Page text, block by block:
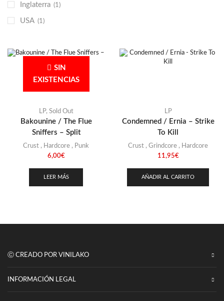
(22)
Inglaterra (1)
USA (1)
SIN
EXISTENCIAS
LP, Sold Out
Bakounine / The Flue
Sniffers – Split
Crust , Hardcore , Punk
6,00€
LEER MÁS
LP
Condemned / Ernia – Strike
To Kill
Crust , Grindcore , Hardcore
11,95€
AÑADIR AL CARRITO
Ⓒ CREADO POR VINILAKO
INFORMACIÓN LEGAL